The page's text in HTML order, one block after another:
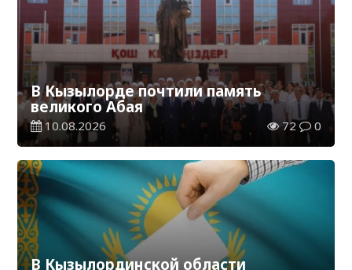
В Кызылорде почтили память
великого Абая
10.08.2026 72 0
В Кызылординской области